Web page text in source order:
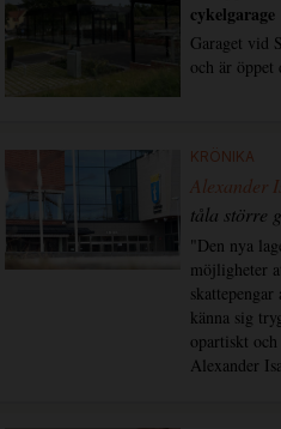
cykelgarage
Garaget vid
och är öppet
KRÖNIKA
Alexander
tåla större
"Den nya
möjligheter
känna sig
opartiskt
Alexander Isa.